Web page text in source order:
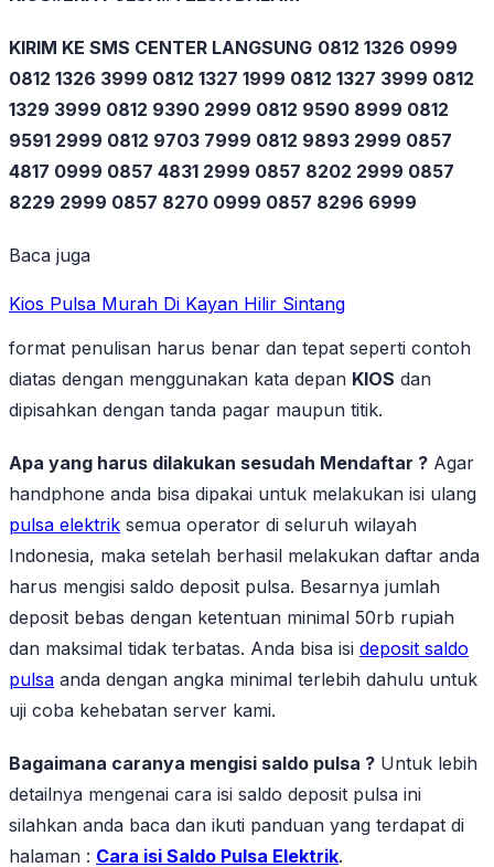
KIRIM KE SMS CENTER LANGSUNG 0812 1326 0999
0812 1326 3999 0812 1327 1999 0812 1327 3999 0812
1329 3999 0812 9390 2999 0812 9590 8999 0812
9591 2999 0812 9703 7999 0812 9893 2999 0857
4817 0999 0857 4831 2999 0857 8202 2999 0857
8229 2999 0857 8270 0999 0857 8296 6999
Baca juga
Kios Pulsa Murah Di Kayan Hilir Sintang
format penulisan harus benar dan tepat seperti contoh
diatas dengan menggunakan kata depan KIOS dan
dipisahkan dengan tanda pagar maupun titik.
Apa yang harus dilakukan sesudah Mendaftar ? Agar
handphone anda bisa dipakai untuk melakukan isi ulang
pulsa elektrik semua operator di seluruh wilayah
Indonesia, maka setelah berhasil melakukan daftar anda
harus mengisi saldo deposit pulsa. Besarnya jumlah
deposit bebas dengan ketentuan minimal 50rb rupiah
dan maksimal tidak terbatas. Anda bisa isi deposit saldo
pulsa anda dengan angka minimal terlebih dahulu untuk
uji coba kehebatan server kami.
Bagaimana caranya mengisi saldo pulsa ? Untuk lebih
detailnya mengenai cara isi saldo deposit pulsa ini
silahkan anda baca dan ikuti panduan yang terdapat di
halaman : Cara isi Saldo Pulsa Elektrik.